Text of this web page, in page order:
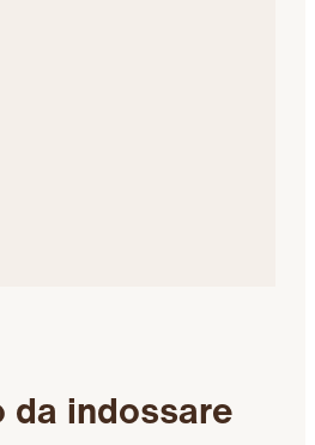
da indossare